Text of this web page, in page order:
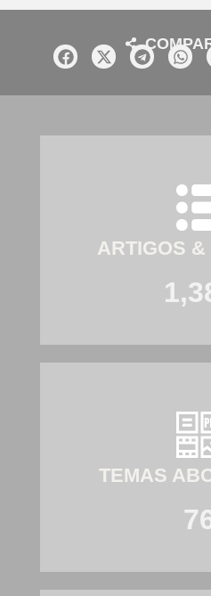
ARTIGOS
TEMAS